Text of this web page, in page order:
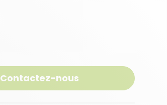
Contactez-nous